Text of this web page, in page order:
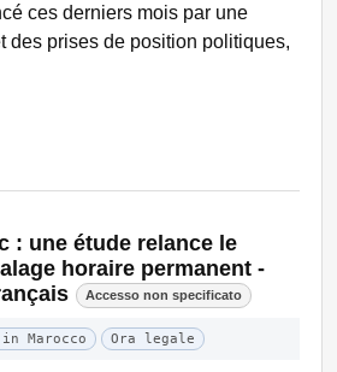
ces derniers mois par une
des prises de position politiques,
: une étude relance le
horaire permanent -
Accesso non specificato
Marocco Ora legale